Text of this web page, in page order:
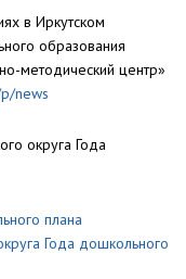
в Иркутском
образования
методический центр»
news
округа Года
плана
Года дошкольного